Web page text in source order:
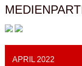
APRIL 2022